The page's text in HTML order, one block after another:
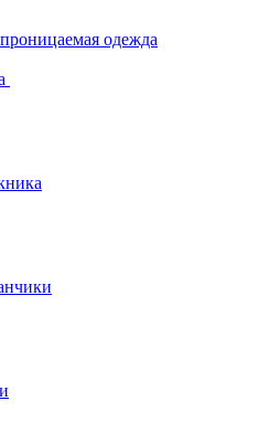
одежда